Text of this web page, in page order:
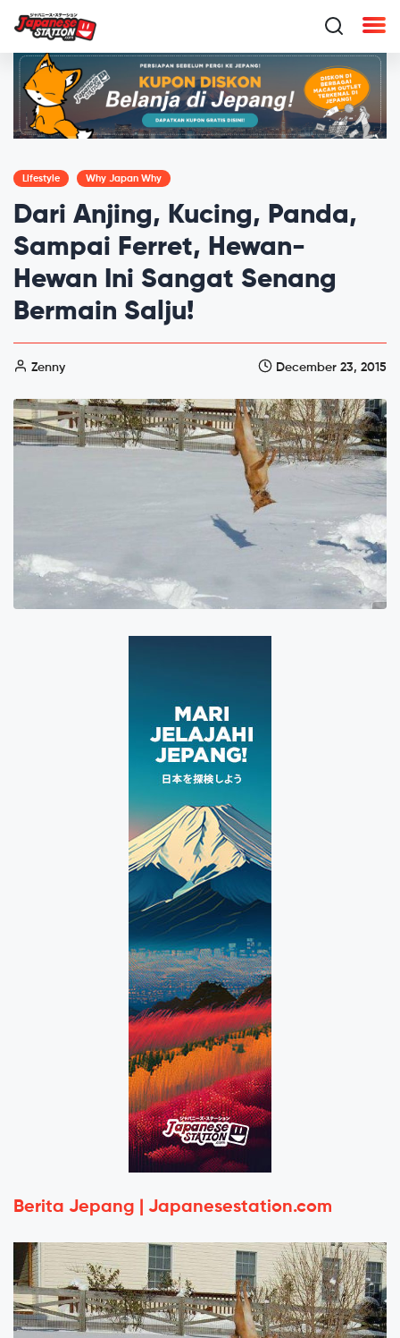
Lifestyle Why Japan Why
Dari Anjing, Kucing, Panda,
Sampai Ferret, Hewan-
Hewan Ini Sangat Senang
Bermain Salju!
Zenny December 23, 2015
Berita Jepang | Japanesestation.com